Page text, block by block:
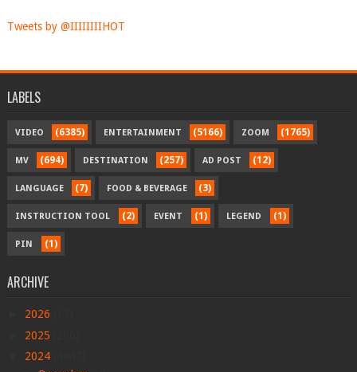
Tweets by @IIIIIIIIHOT
LABELS
VIDEO (6385) ENTERTAINMENT (5166) ZOOM (1765)
MV (694) DESTINATION (257) AD POST (12)
LANGUAGE (7) FOOD & BEVERAGE (3)
INSTRUCTION TOOL (2) EVENT (1) LEGEND (1)
PIN (1)
ARCHIVE
2026
2025
2024